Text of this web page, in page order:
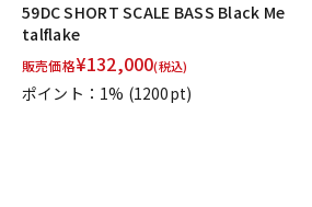
59DC SHORT SCALE BASS Black Me
talflake
販売価格¥132,000(税込)
ポイント：1% (1200pt)